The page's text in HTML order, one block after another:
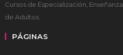
Cursos de Especialización, Enseñanza
de Adultos.
PÁGINAS